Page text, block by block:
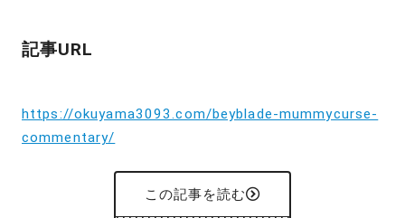
記事URL
https://okuyama3093.com/beyblade-mummycurse-
commentary/
この記事を読む